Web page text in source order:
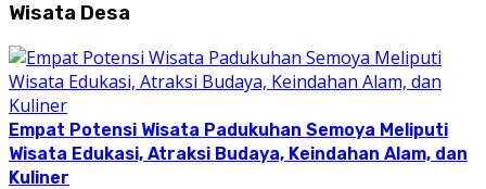
Wisata Desa
Empat Potensi Wisata Padukuhan Semoya Meliputi
Wisata Edukasi, Atraksi Budaya, Keindahan Alam, dan
Kuliner